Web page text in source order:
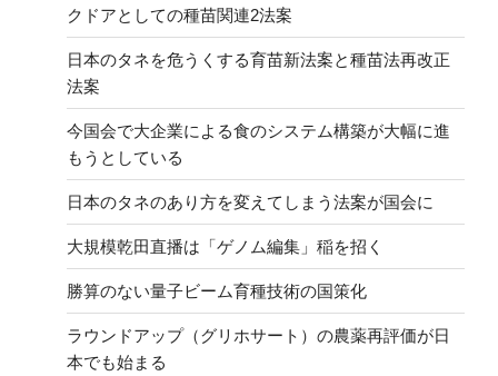
クドアとしての種苗関連2法案
日本のタネを危うくする育苗新法案と種苗法再改正
法案
今国会で大企業による食のシステム構築が大幅に進
もうとしている
日本のタネのあり方を変えてしまう法案が国会に
大規模乾田直播は「ゲノム編集」稲を招く
勝算のない量子ビーム育種技術の国策化
ラウンドアップ（グリホサート）の農薬再評価が日
本でも始まる